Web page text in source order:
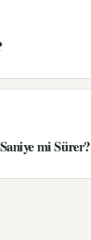
mi Sürer?